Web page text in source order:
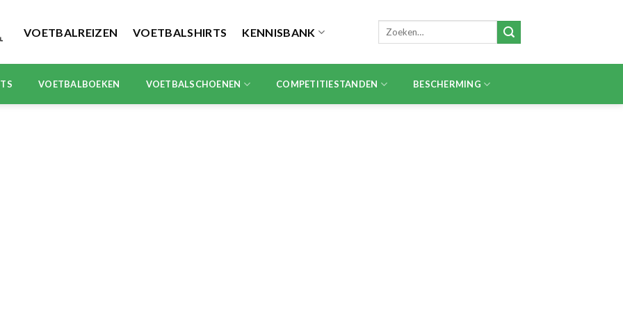
VOETBALREIZEN VOETBALSHIRTS KENNISBANK
Zoeken
VOETBALBOEKEN VOETBALSCHOENEN COMPETITIESTANDEN BESCHERMING